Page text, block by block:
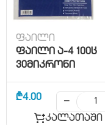
ფაილი
ფაილი ა-4 100ც
30მიკრონი
₾4.00 −
კალათაში